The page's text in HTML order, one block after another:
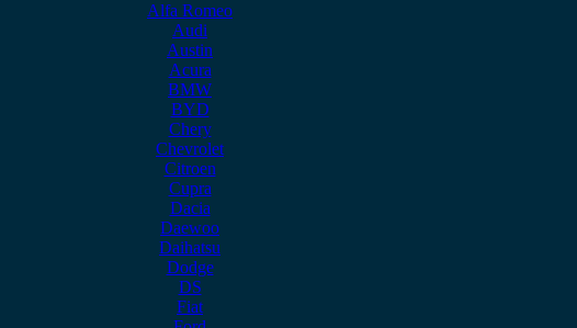
Alfa Romeo
Audi
Austin
Acura
BMW
BYD
Chery
Chevrolet
Citroen
Cupra
Dacia
Daewoo
Daihatsu
Dodge
DS
Fiat